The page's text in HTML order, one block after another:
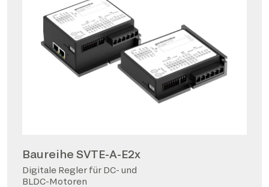
Baureihe SVTE-A-E2x
Digitale Regler für DC- und
BLDC-Motoren